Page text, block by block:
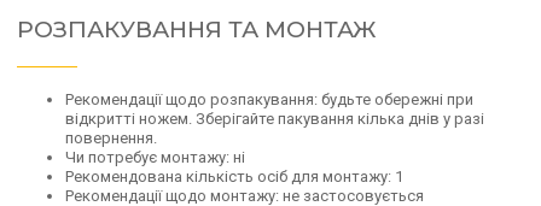
РОЗПАКУВАННЯ ТА МОНТАЖ
Рекомендації щодо розпакування: будьте обережні при
відкритті ножем. Зберігайте пакування кілька днів у разі
повернення.
Чи потребує монтажу: ні
Рекомендована кількість осіб для монтажу: 1
Рекомендації щодо монтажу: не застосовується